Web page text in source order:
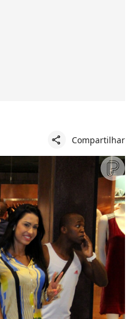
share Compartilhar